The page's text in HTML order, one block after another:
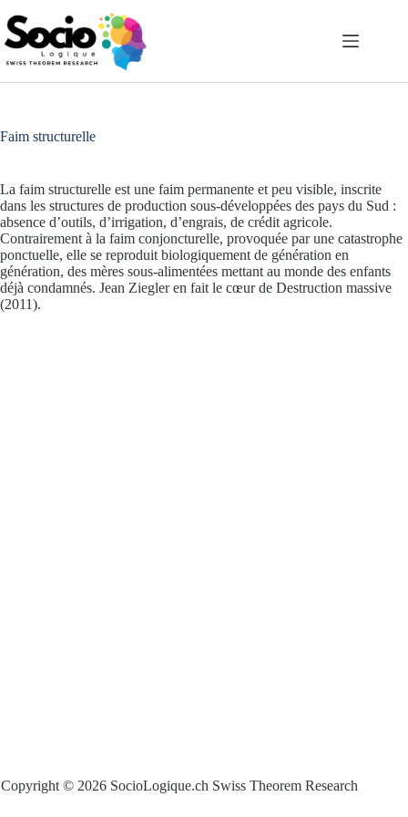
au
contenu
Faim structurelle
La faim structurelle est une faim permanente et peu visible, inscrite
dans les structures de production sous-développées des pays du Sud :
absence d’outils, d’irrigation, d’engrais, de crédit agricole.
Contrairement à la faim conjoncturelle, provoquée par une catastrophe
ponctuelle, elle se reproduit biologiquement de génération en
génération, des mères sous-alimentées mettant au monde des enfants
déjà condamnés. Jean Ziegler en fait le cœur de Destruction massive
(2011).
Copyright © 2026 SocioLogique.ch Swiss Theorem Research